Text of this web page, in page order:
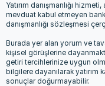
Yatırım danışmanlığı
mevduat kabul etmeyen
danışmanlığı sözleşmesi
Burada yer alan yorum ve
kişisel görüşlerine
getiri tercihlerinize uygun
bilgilere dayanılarak yatırım
sonuçlar doğurmayabilir.